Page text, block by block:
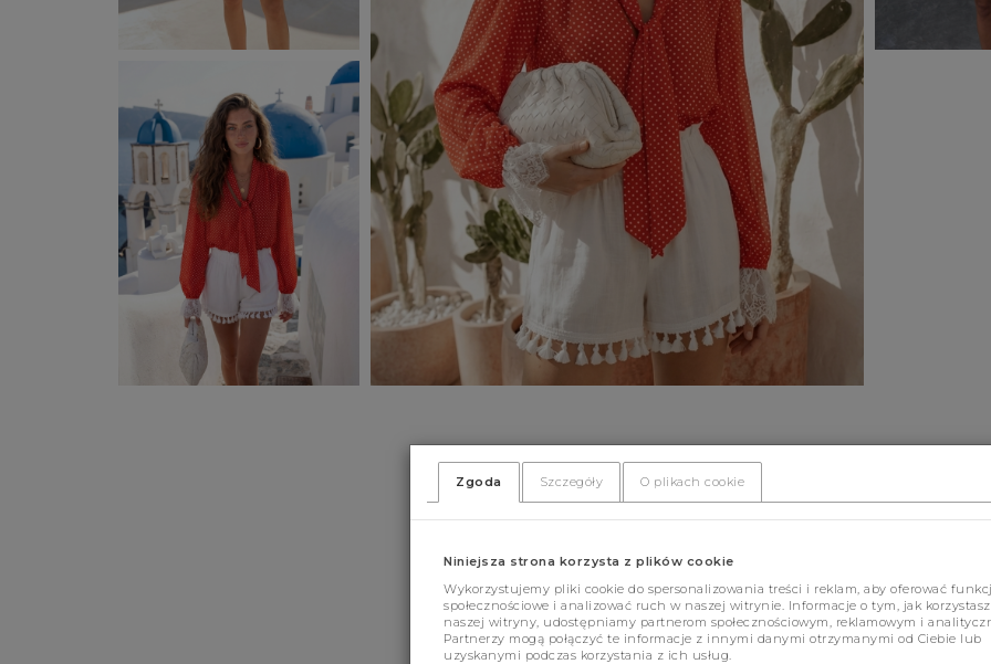
Zgoda Szczegóły O plikach cookie
Niniejsza strona korzysta z plików cookie
Wykorzystujemy pliki cookie do spersonalizowania treści i reklam, aby oferować
społecznościowe i analizować ruch w naszej witrynie. Informacje o tym, jak
naszej witryny, udostępniamy partnerom społecznościowym, reklamowym i
Partnerzy mogą połączyć te informacje z innymi danymi otrzymanymi od Ciebie lub
uzyskanymi podczas korzystania z ich usług.